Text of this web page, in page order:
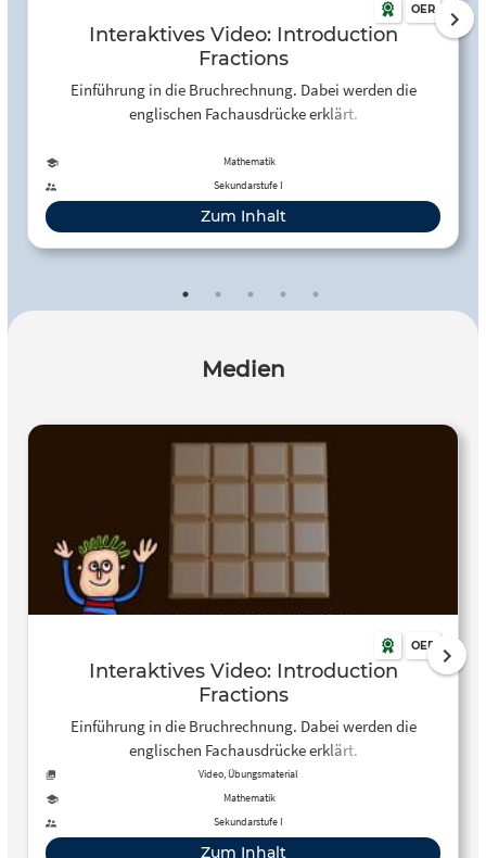
OER
Interaktives Video: Introduction
Fractions
Einführung in die Bruchrechnung. Dabei werden die
englischen Fachausdrücke erklärt.
Mathematik
Sekundarstufe I
Zum Inhalt
Medien
OER
Interaktives Video: Introduction
Fractions
Einführung in die Bruchrechnung. Dabei werden die
englischen Fachausdrücke erklärt.
Video, Übungsmaterial
Mathematik
Sekundarstufe I
Zum Inhalt